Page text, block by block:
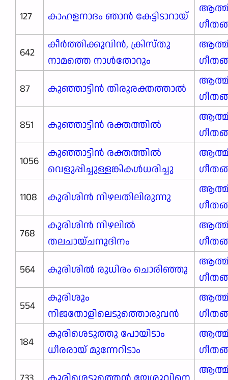
127
കാഹളനാദം ഞാൻ കേട്ടിടാറായ്
642
കീർത്തിക്കുവിൻ, ക്രിസ്തു
നാമത്തെ നാൾതോറും
87
കുഞ്ഞാട്ടിൻ തിരുരക്തത്താൽ
851
കുഞ്ഞാട്ടിൻ രക്തത്തിൽ
1056
കുഞ്ഞാട്ടിൻ രക്തത്തിൽ
വെളുപ്പിച്ചുള്ളങ്കികൾധരിച്ചു
1108
കുരിശിൻ നിഴലതിലിരുന്നു
768
കുരിശിൻ നിഴലിൽ
തലചായ്ചനുദിനം
564
കുരിശിൽ രുധിരം ചൊരിഞ്ഞു
554
കുരിശും
നിജതോളിലെടുത്തൊരുവൻ
184
കുരിശെടുത്തു പോയിടാം
ധീരരായ് മുന്നേറിടാം